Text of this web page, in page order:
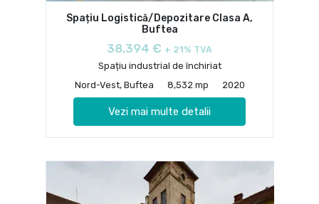
Spațiu Logistică/Depozitare Clasa A,
Buftea
38,394 € + 21% TVA
Spațiu industrial de închiriat
Nord-Vest, Buftea
8,532 mp 2020
Vezi mai multe detalii